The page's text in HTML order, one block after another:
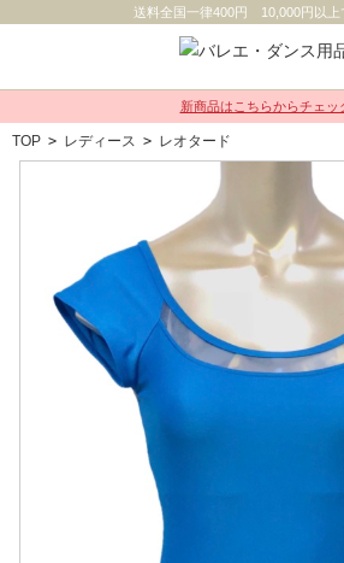
送料全国一律400円 10,000円以上
新商品はこちらからチェッ
TOP > レディース > レオタード